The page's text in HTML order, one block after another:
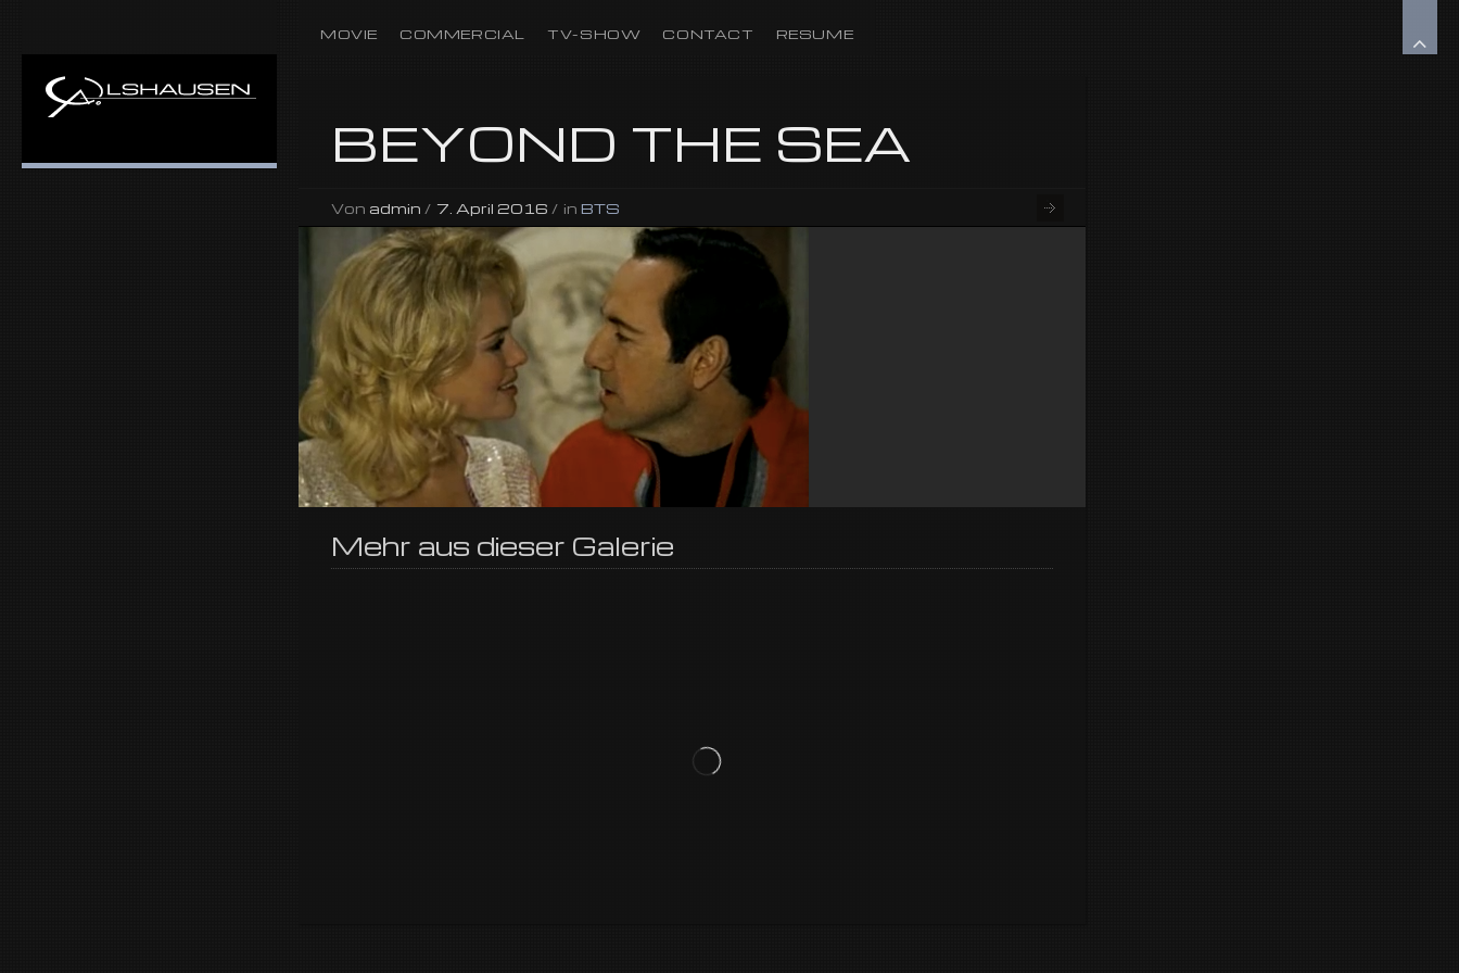
MOVIE COMMERCIAL TV-SHOW CONTACT RESUME
BEYOND THE SEA
Von admin / 7. April 2016 / in BTS
Mehr aus dieser Galerie